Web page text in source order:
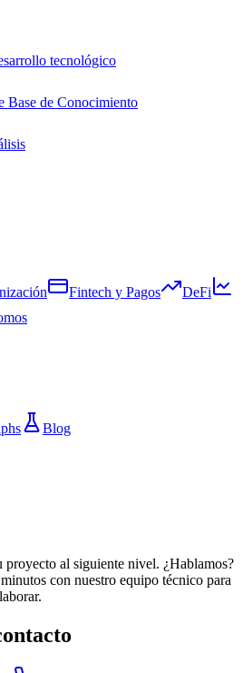
tecnológico
Base de Conocimiento
Fintech y Pagos
DeFi
Blog
proyecto al siguiente nivel. ¿Hablamos?
con nuestro equipo técnico para